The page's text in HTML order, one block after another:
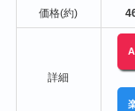
価格(約)
詳細